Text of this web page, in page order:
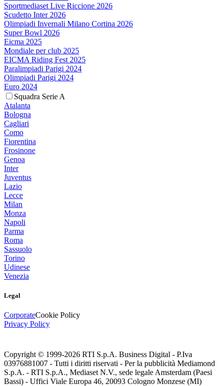
Sportmediaset Live Riccione 2026
Scudetto Inter 2026
Olimpiadi Invernali Milano Cortina 2026
Super Bowl 2026
Eicma 2025
Mondiale per club 2025
EICMA Riding Fest 2025
Paralimpiadi Parigi 2024
Olimpiadi Parigi 2024
Euro 2024
Squadra Serie A
Atalanta
Bologna
Cagliari
Como
Fiorentina
Frosinone
Genoa
Inter
Juventus
Lazio
Lecce
Milan
Monza
Napoli
Parma
Roma
Sassuolo
Torino
Udinese
Venezia
Legal
CorporateCookie Policy
Privacy Policy
Copyright © 1999-2026 RTI S.p.A. Business Digital - P.Iva
03976881007 - Tutti i diritti riservati - Per la pubblicità Mediamond
S.p.A. - RTI S.p.A., Mediaset N.V., sede legale Amsterdam (Paesi
Bassi) - Uffici Viale Europa 46, 20093 Cologno Monzese (MI)